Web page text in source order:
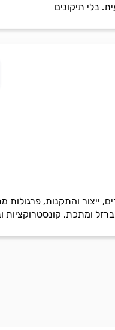
בלי תיקונים
ייצור והתקנות, פרגולות
ומתכת, קונסטרוקציות